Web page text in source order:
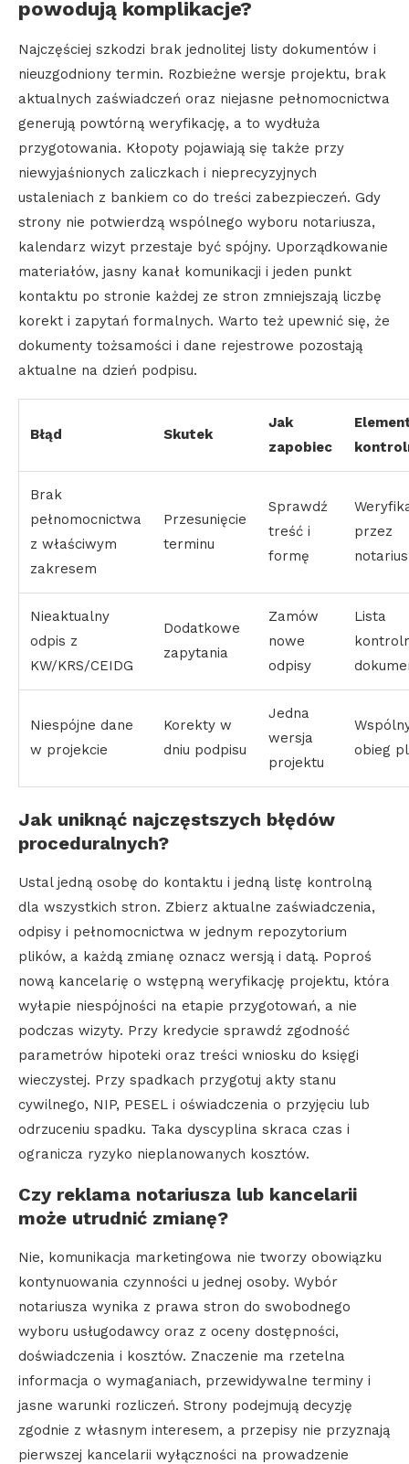
powodują komplikacje?
Najczęściej szkodzi brak jednolitej listy dokumentów i
nieuzgodniony termin. Rozbieżne wersje projektu, brak
aktualnych zaświadczeń oraz niejasne pełnomocnictwa
generują powtórną weryfikację, a to wydłuża
przygotowania. Kłopoty pojawiają się także przy
niewyjaśnionych zaliczkach i nieprecyzyjnych
ustaleniach z bankiem co do treści zabezpieczeń. Gdy
strony nie potwierdzą wspólnego wyboru notariusza,
kalendarz wizyt przestaje być spójny. Uporządkowanie
materiałów, jasny kanał komunikacji i jeden punkt
kontaktu po stronie każdej ze stron zmniejszają liczbę
korekt i zapytań formalnych. Warto też upewnić się, że
dokumenty tożsamości i dane rejestrowe pozostają
aktualne na dzień podpisu.
Błąd Skutek
Jak
zapobiec
Brak
pełnomocnictwa
z właściwym
zakresem
Przesunięcie
terminu
Sprawdź
treść i
formę
przez
Nieaktualny
odpis z
KW/KRS/CEIDG
Dodatkowe
zapytania
Zamów
nowe
odpisy
Lista
Niespójne dane
w projekcie
Korekty w
dniu podpisu
Jedna
wersja
projektu
obieg
Jak uniknąć najczęstszych błędów
proceduralnych?
Ustal jedną osobę do kontaktu i jedną listę kontrolną
dla wszystkich stron. Zbierz aktualne zaświadczenia,
odpisy i pełnomocnictwa w jednym repozytorium
plików, a każdą zmianę oznacz wersją i datą. Poproś
nową kancelarię o wstępną weryfikację projektu, która
wyłapie niespójności na etapie przygotowań, a nie
podczas wizyty. Przy kredycie sprawdź zgodność
parametrów hipoteki oraz treści wniosku do księgi
wieczystej. Przy spadkach przygotuj akty stanu
cywilnego, NIP, PESEL i oświadczenia o przyjęciu lub
odrzuceniu spadku. Taka dyscyplina skraca czas i
ogranicza ryzyko nieplanowanych kosztów.
Czy reklama notariusza lub kancelarii
może utrudnić zmianę?
Nie, komunikacja marketingowa nie tworzy obowiązku
kontynuowania czynności u jednej osoby. Wybór
notariusza wynika z prawa stron do swobodnego
wyboru usługodawcy oraz z oceny dostępności,
doświadczenia i kosztów. Znaczenie ma rzetelna
informacja o wymaganiach, przewidywalne terminy i
jasne warunki rozliczeń. Strony podejmują decyzję
zgodnie z własnym interesem, a przepisy nie przyznają
pierwszej kancelarii wyłączności na prowadzenie